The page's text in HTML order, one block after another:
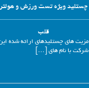
چستلید ویژه تست ورزش و هولتر
قلب
مزیت های چستلیدهای ارائه شده این
شرکت با نام های […]